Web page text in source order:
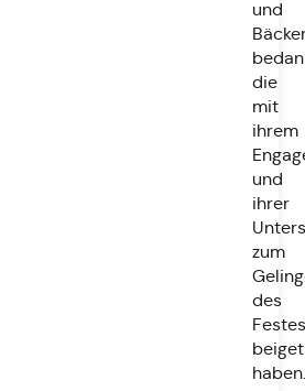
und
die
mit
ihrem
und
ihrer
zum
des
Festes
haben.